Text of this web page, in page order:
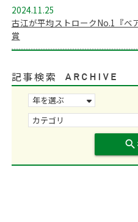
2024.11.25
古江が平均ストロークNo.1『
賞
記事検索
search